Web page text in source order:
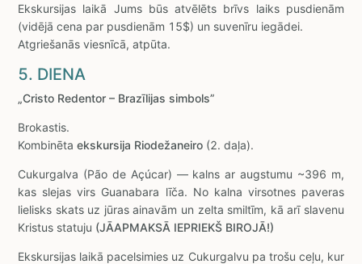
Ekskursijas laikā Jums būs atvēlēts brīvs laiks pusdienām
(vidējā cena par pusdienām 15$) un suvenīru iegādei.
Atgriešanās viesnīcā, atpūta.
5. DIENA
„Cristo Redentor – Brazīlijas simbols”
Brokastis.
Kombinēta ekskursija Riodežaneiro (2. daļa).
Cukurgalva (Pão de Açúcar) — kalns ar augstumu ~396 m,
kas slejas virs Guanabara līča. No kalna virsotnes paveras
lielisks skats uz jūras ainavām un zelta smiltīm, kā arī slavenu
Kristus statuju (JĀAPMAKSĀ IEPRIEKŠ BIROJĀ!)
Ekskursijas laikā pacelsimies uz Cukurgalvu pa trošu ceļu, kur